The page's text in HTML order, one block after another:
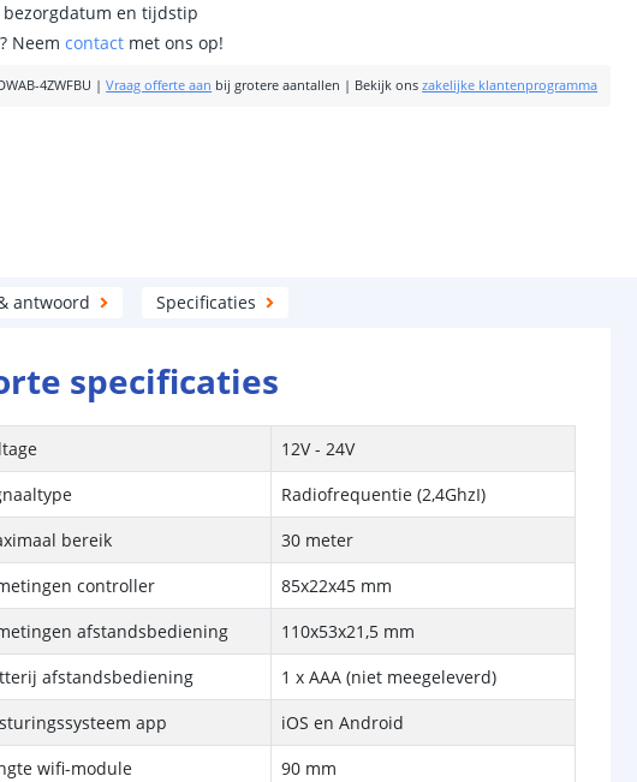
bezorgdatum en tijdstip
Neemcontact met ons op!
4ZWFBU |Vraag offerte aan bij grotere aantallen | Bekijk ons zakelijke klantenprogramma
antwoord Specificaties
specificaties
12V - 24V
Radiofrequentie (2,4GhzI)
bereik
30 meter
controller
85x22x45 mm
afstandsbediening
110x53x21,5 mm
afstandsbediening
1 x AAA (niet meegeleverd)
app
iOS en Android
wifi-module
90 mm